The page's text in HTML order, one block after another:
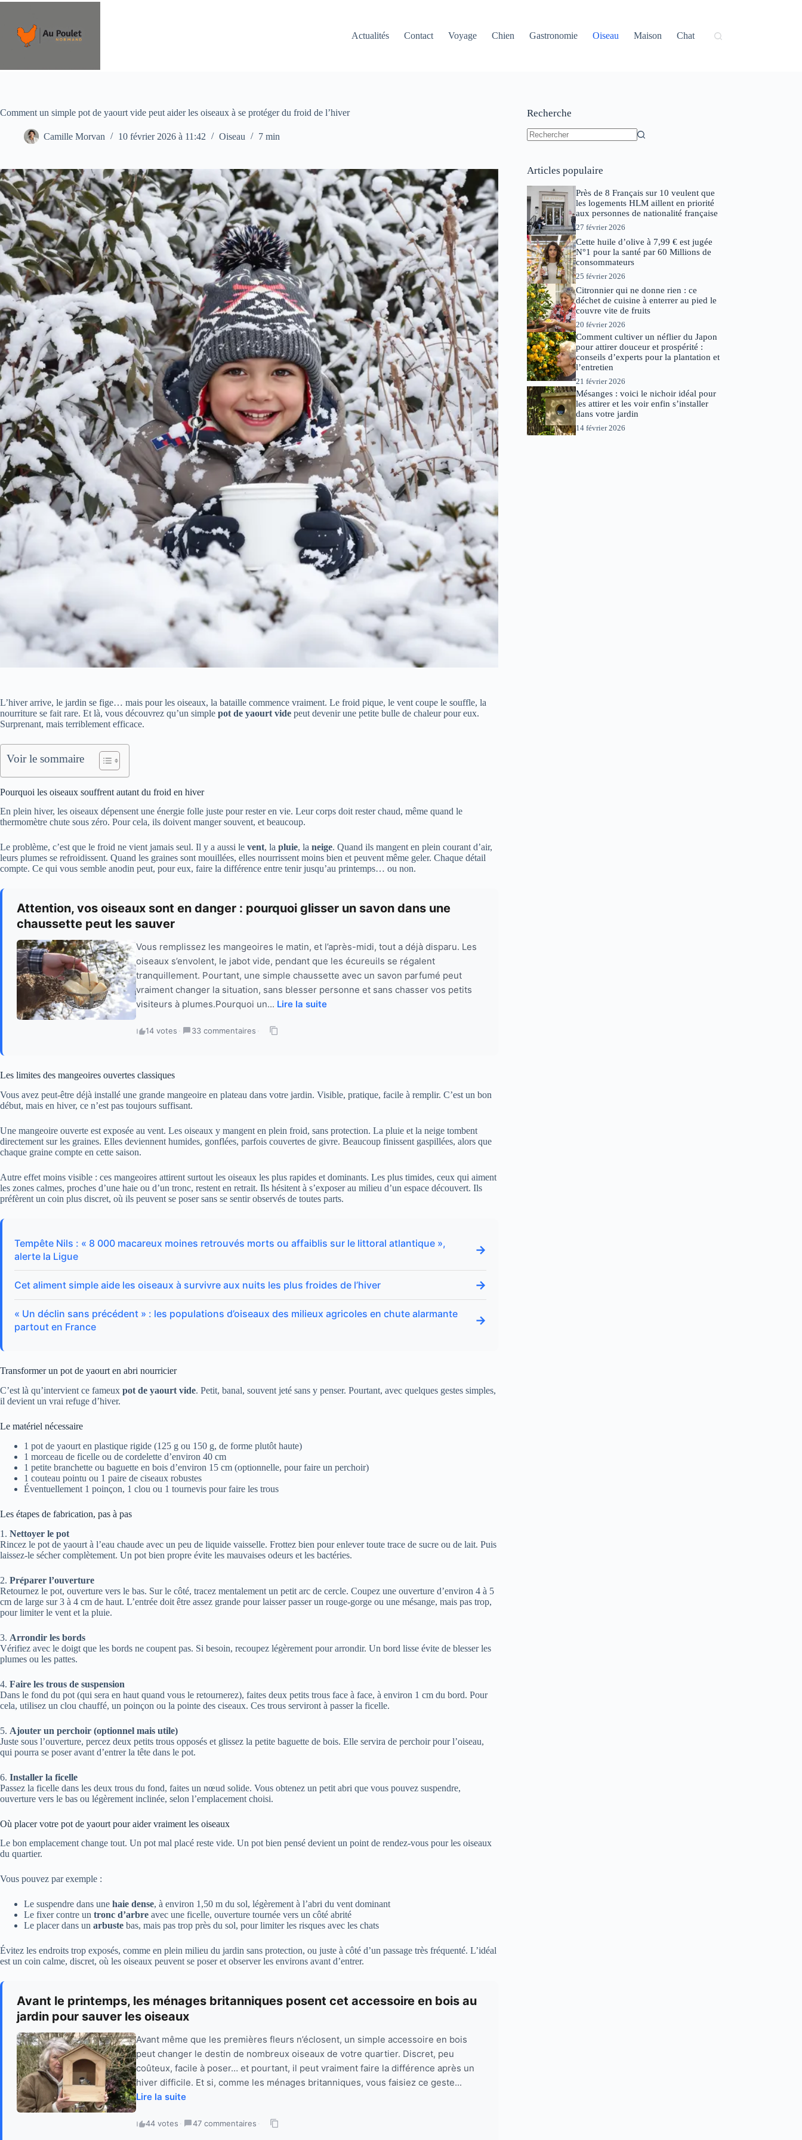
Passer
contenu
Actualités
Contact Voyage Chien Gastronomie Oiseau Maison Chat
Comment un simple pot de yaourt vide peut aider les oiseaux à se protéger du froid de l’hiver
Camille Morvan 10 février 2026 à 11:42 Oiseau 7 min
L’hiver arrive, le jardin se fige… mais pour les oiseaux, la bataille commence vraiment. Le froid pique, le vent coupe le souffle, la
nourriture se fait rare. Et là, vous découvrez qu’un simple pot de yaourt vide peut devenir une petite bulle de chaleur pour eux.
Surprenant, mais terriblement efficace.
Voir le sommaire
Pourquoi les oiseaux souffrent autant du froid en hiver
En plein hiver, les oiseaux dépensent une énergie folle juste pour rester en vie. Leur corps doit rester chaud, même quand le
thermomètre chute sous zéro. Pour cela, ils doivent manger souvent, et beaucoup.
Le problème, c’est que le froid ne vient jamais seul. Il y a aussi le vent, la pluie, la neige. Quand ils mangent en plein courant d’air,
leurs plumes se refroidissent. Quand les graines sont mouillées, elles nourrissent moins bien et peuvent même geler. Chaque détail
compte. Ce qui vous semble anodin peut, pour eux, faire la différence entre tenir jusqu’au printemps… ou non.
Attention, vos oiseaux sont en danger : pourquoi glisser un savon dans une
chaussette peut les sauver
Vous remplissez les mangeoires le matin, et l’après-midi, tout a déjà disparu. Les
oiseaux s’envolent, le jabot vide, pendant que les écureuils se régalent
tranquillement. Pourtant, une simple chaussette avec un savon parfumé peut
vraiment changer la situation, sans blesser personne et sans chasser vos petits
visiteurs à plumes.Pourquoi un... Lire la suite
14 votes · 33 commentaires ·
Les limites des mangeoires ouvertes classiques
Vous avez peut-être déjà installé une grande mangeoire en plateau dans votre jardin. Visible, pratique, facile à remplir. C’est un bon
début, mais en hiver, ce n’est pas toujours suffisant.
Une mangeoire ouverte est exposée au vent. Les oiseaux y mangent en plein froid, sans protection. La pluie et la neige tombent
directement sur les graines. Elles deviennent humides, gonflées, parfois couvertes de givre. Beaucoup finissent gaspillées, alors que
chaque graine compte en cette saison.
Autre effet moins visible : ces mangeoires attirent surtout les oiseaux les plus rapides et dominants. Les plus timides, ceux qui aiment
les zones calmes, proches d’une haie ou d’un tronc, restent en retrait. Ils hésitent à s’exposer au milieu d’un espace découvert. Ils
préfèrent un coin plus discret, où ils peuvent se poser sans se sentir observés de toutes parts.
Tempête Nils : « 8 000 macareux moines retrouvés morts ou affaiblis sur le littoral atlantique »,
alerte la Ligue
→
Cet aliment simple aide les oiseaux à survivre aux nuits les plus froides de l’hiver →
« Un déclin sans précédent » : les populations d’oiseaux des milieux agricoles en chute alarmante
partout en France
→
Transformer un pot de yaourt en abri nourricier
C’est là qu’intervient ce fameux pot de yaourt vide. Petit, banal, souvent jeté sans y penser. Pourtant, avec quelques gestes simples,
il devient un vrai refuge d’hiver.
Le matériel nécessaire
1 pot de yaourt en plastique rigide (125 g ou 150 g, de forme plutôt haute)
1 morceau de ficelle ou de cordelette d’environ 40 cm
1 petite branchette ou baguette en bois d’environ 15 cm (optionnelle, pour faire un perchoir)
1 couteau pointu ou 1 paire de ciseaux robustes
Éventuellement 1 poinçon, 1 clou ou 1 tournevis pour faire les trous
Les étapes de fabrication, pas à pas
1. Nettoyer le pot
Rincez le pot de yaourt à l’eau chaude avec un peu de liquide vaisselle. Frottez bien pour enlever toute trace de sucre ou de lait. Puis
laissez-le sécher complètement. Un pot bien propre évite les mauvaises odeurs et les bactéries.
2. Préparer l’ouverture
Retournez le pot, ouverture vers le bas. Sur le côté, tracez mentalement un petit arc de cercle. Coupez une ouverture d’environ 4 à 5
cm de large sur 3 à 4 cm de haut. L’entrée doit être assez grande pour laisser passer un rouge-gorge ou une mésange, mais pas trop,
pour limiter le vent et la pluie.
3. Arrondir les bords
Vérifiez avec le doigt que les bords ne coupent pas. Si besoin, recoupez légèrement pour arrondir. Un bord lisse évite de blesser les
plumes ou les pattes.
4. Faire les trous de suspension
Dans le fond du pot (qui sera en haut quand vous le retournerez), faites deux petits trous face à face, à environ 1 cm du bord. Pour
cela, utilisez un clou chauffé, un poinçon ou la pointe des ciseaux. Ces trous serviront à passer la ficelle.
5. Ajouter un perchoir (optionnel mais utile)
Juste sous l’ouverture, percez deux petits trous opposés et glissez la petite baguette de bois. Elle servira de perchoir pour l’oiseau,
qui pourra se poser avant d’entrer la tête dans le pot.
6. Installer la ficelle
Passez la ficelle dans les deux trous du fond, faites un nœud solide. Vous obtenez un petit abri que vous pouvez suspendre,
ouverture vers le bas ou légèrement inclinée, selon l’emplacement choisi.
Où placer votre pot de yaourt pour aider vraiment les oiseaux
Le bon emplacement change tout. Un pot mal placé reste vide. Un pot bien pensé devient un point de rendez-vous pour les oiseaux
du quartier.
Vous pouvez par exemple :
Le suspendre dans une haie dense, à environ 1,50 m du sol, légèrement à l’abri du vent dominant
Le fixer contre un tronc d’arbre avec une ficelle, ouverture tournée vers un côté abrité
Le placer dans un arbuste bas, mais pas trop près du sol, pour limiter les risques avec les chats
Évitez les endroits trop exposés, comme en plein milieu du jardin sans protection, ou juste à côté d’un passage très fréquenté. L’idéal
est un coin calme, discret, où les oiseaux peuvent se poser et observer les environs avant d’entrer.
Avant le printemps, les ménages britanniques posent cet accessoire en bois au
jardin pour sauver les oiseaux
Avant même que les premières fleurs n’éclosent, un simple accessoire en bois
peut changer le destin de nombreux oiseaux de votre quartier. Discret, peu
coûteux, facile à poser… et pourtant, il peut vraiment faire la différence après un
hiver difficile. Et si, comme les ménages britanniques, vous faisiez ce geste...
Lire la suite
44 votes · 47 commentaires ·
Recherche
Articles populaire
Près de 8 Français sur 10 veulent que
les logements HLM aillent en priorité
aux personnes de nationalité française
27 février 2026
Cette huile d’olive à 7,99 € est jugée
N°1 pour la santé par 60 Millions de
consommateurs
25 février 2026
Citronnier qui ne donne rien : ce
déchet de cuisine à enterrer au pied le
couvre vite de fruits
20 février 2026
Comment cultiver un néflier du Japon
pour attirer douceur et prospérité :
conseils d’experts pour la plantation et
l’entretien
21 février 2026
Mésanges : voici le nichoir idéal pour
les attirer et les voir enfin s’installer
dans votre jardin
14 février 2026